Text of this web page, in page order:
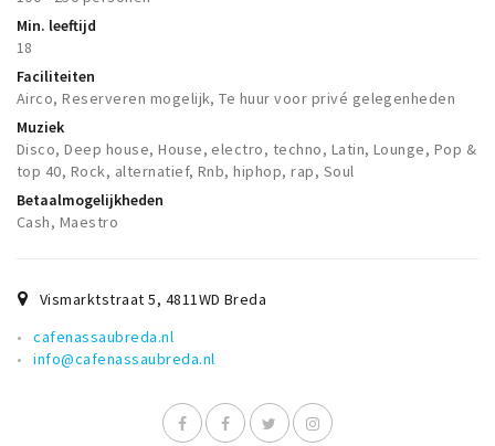
Agenda
Bezienswaardigheden
Musea, theaters & podia
Uitjes & activiteiten
Studentenroutes
Natuurgebieden
Party pics
Recreatief
Min. leeftijd
18
Faciliteiten
Airco, Reserveren mogelijk, Te huur voor privé gelegenheden
Muziek
Disco, Deep house, House, electro, techno, Latin, Lounge, Pop &
top 40, Rock, alternatief, Rnb, hiphop, rap, Soul
Betaalmogelijkheden
Cash, Maestro
Vismarktstraat 5, 4811WD Breda
cafenassaubreda.nl
info@cafenassaubreda.nl